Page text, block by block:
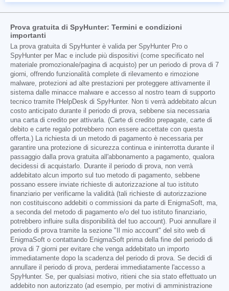
Prova gratuita di SpyHunter: Termini e condizioni
importanti
La prova gratuita di SpyHunter è valida per SpyHunter Pro o
SpyHunter per Mac e include più dispositivi (come specificato nel
materiale promozionale/pagina di acquisto) per un periodo di prova di 7
giorni, offrendo funzionalità complete di rilevamento e rimozione
malware, protezioni ad alte prestazioni per proteggere attivamente il
sistema dalle minacce malware e accesso al nostro team di supporto
tecnico tramite l'HelpDesk di SpyHunter. Non ti verrà addebitato alcun
costo anticipato durante il periodo di prova, sebbene sia necessaria
una carta di credito per attivarla. (Carte di credito prepagate, carte di
debito e carte regalo potrebbero non essere accettate con questa
offerta.) La richiesta di un metodo di pagamento è necessaria per
garantire una protezione di sicurezza continua e ininterrotta durante il
passaggio dalla prova gratuita all'abbonamento a pagamento, qualora
decidessi di acquistarlo. Durante il periodo di prova, non verrà
addebitato alcun importo sul tuo metodo di pagamento, sebbene
possano essere inviate richieste di autorizzazione al tuo istituto
finanziario per verificarne la validità (tali richieste di autorizzazione
non costituiscono addebiti o commissioni da parte di EnigmaSoft, ma,
a seconda del metodo di pagamento e/o del tuo istituto finanziario,
potrebbero influire sulla disponibilità del tuo account). Puoi annullare il
periodo di prova tramite la sezione "Il mio account" del sito web di
EnigmaSoft o contattando EnigmaSoft prima della fine del periodo di
prova di 7 giorni per evitare che venga addebitato un importo
immediatamente dopo la scadenza del periodo di prova. Se decidi di
annullare il periodo di prova, perderai immediatamente l'accesso a
SpyHunter. Se, per qualsiasi motivo, ritieni che sia stato effettuato un
addebito non autorizzato (ad esempio, per motivi di amministrazione